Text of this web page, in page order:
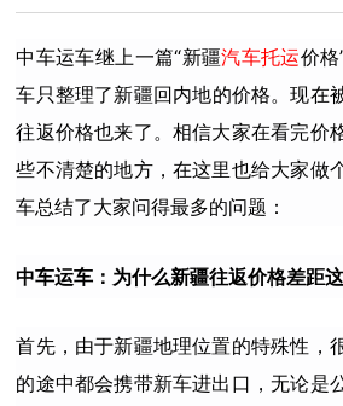
中车运车继上一篇“新疆汽车托运价
车只整理了新疆回内地的价格。现在
往返价格也来了。相信大家在看完价
些不清楚的地方，在这里也给大家做
车总结了大家问得最多的问题：
中车运车： 为什么新疆往返价格差距
首先，由于新疆地理位置的特殊性，
的途中都会携带新车进出口，无论是